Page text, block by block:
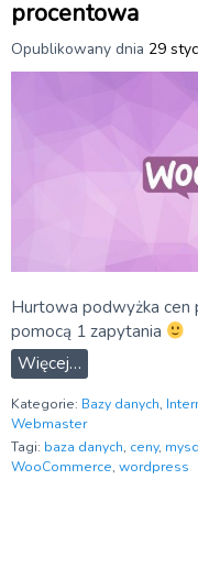
procentowa
Opublikowany dnia 29
Hurtowa podwyżka cen
pomocą 1 zapytania
Więcej…
Kategorie: Bazy danych,
Webmaster
Tagi: baza danych, ceny,
WooCommerce, wordpress